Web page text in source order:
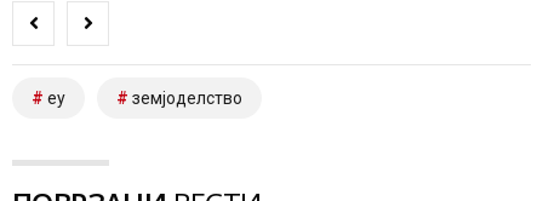
еу земјоделство